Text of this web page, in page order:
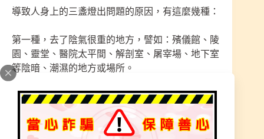
導致人身上的三盞燈出問題的原因，有這麼幾種：
第一種，去了陰氣很重的地方，譬如：殯儀館、陵
園、靈堂、醫院太平間、解剖室、屠宰場、地下室
等陰暗、潮濕的地方或場所。
第二種，接觸或遇到了特殊人，譬如：產婦（包括
流產者）、卡陰嚴重、戴孝之人、重病之人等身上
不潔或有陰氣重的人。